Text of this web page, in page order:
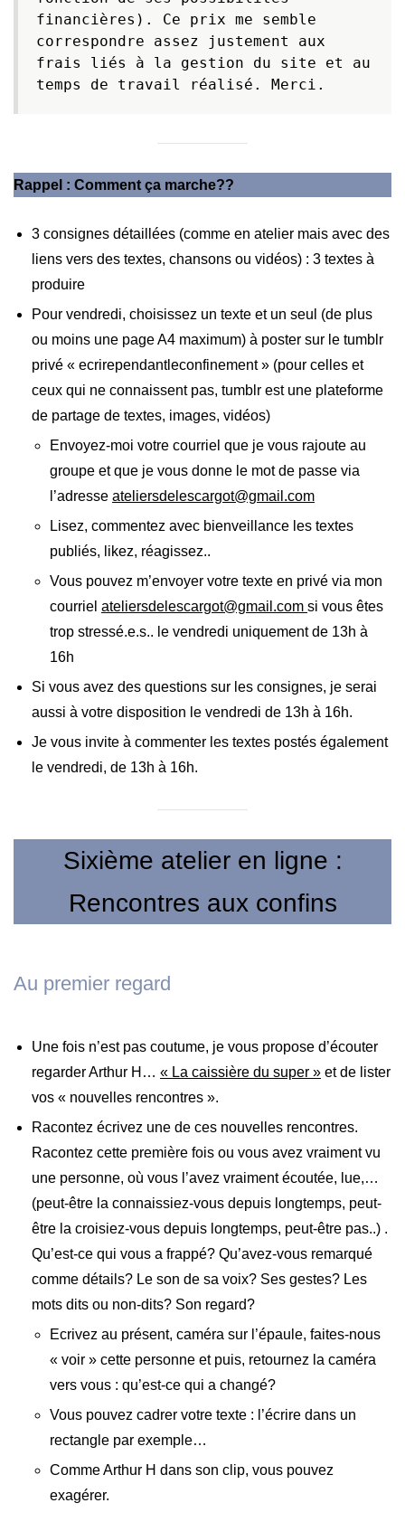
financières). Ce prix me semble
correspondre assez justement aux
frais liés à la gestion du site et au
temps de travail réalisé. Merci.
Rappel : Comment ça marche??
3 consignes détaillées (comme en atelier mais avec des
liens vers des textes, chansons ou vidéos) : 3 textes à
produire
Pour vendredi, choisissez un texte et un seul (de plus
ou moins une page A4 maximum) à poster sur le tumblr
privé « ecrirependantleconfinement » (pour celles et
ceux qui ne connaissent pas, tumblr est une plateforme
de partage de textes, images, vidéos)
Envoyez-moi votre courriel que je vous rajoute au
groupe et que je vous donne le mot de passe via
l’adresse ateliersdelescargot@gmail.com
Lisez, commentez avec bienveillance les textes
publiés, likez, réagissez..
Vous pouvez m’envoyer votre texte en privé via mon
courriel ateliersdelescargot@gmail.com si vous êtes
trop stressé.e.s.. le vendredi uniquement de 13h à
16h
Si vous avez des questions sur les consignes, je serai
aussi à votre disposition le vendredi de 13h à 16h.
Je vous invite à commenter les textes postés également
le vendredi, de 13h à 16h.
Sixième atelier en ligne :
Rencontres aux confins
Au premier regard
Une fois n’est pas coutume, je vous propose d’écouter
regarder Arthur H… « La caissière du super » et de lister
vos « nouvelles rencontres ».
Racontez écrivez une de ces nouvelles rencontres.
Racontez cette première fois ou vous avez vraiment vu
une personne, où vous l’avez vraiment écoutée, lue,…
(peut-être la connaissiez-vous depuis longtemps, peut-
être la croisiez-vous depuis longtemps, peut-être pas..) .
Qu’est-ce qui vous a frappé? Qu’avez-vous remarqué
comme détails? Le son de sa voix? Ses gestes? Les
mots dits ou non-dits? Son regard?
Ecrivez au présent, caméra sur l’épaule, faites-nous
« voir » cette personne et puis, retournez la caméra
vers vous : qu’est-ce qui a changé?
Vous pouvez cadrer votre texte : l’écrire dans un
rectangle par exemple…
Comme Arthur H dans son clip, vous pouvez
exagérer.